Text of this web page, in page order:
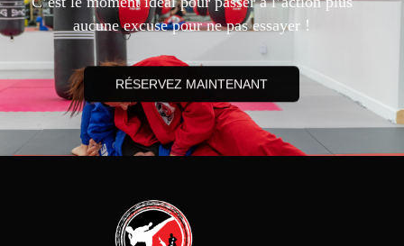
aucune excuse pour ne pas essayer !
RÉSERVEZ MAINTENANT